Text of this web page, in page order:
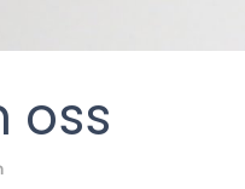
oss